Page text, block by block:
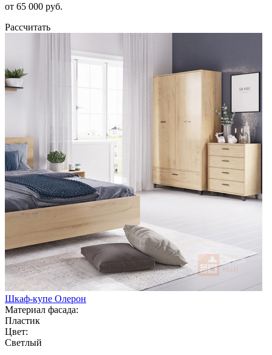
от 65 000 руб.
Рассчитать
Шкаф-купе Олерон
Материал фасада:
Пластик
Цвет:
Светлый